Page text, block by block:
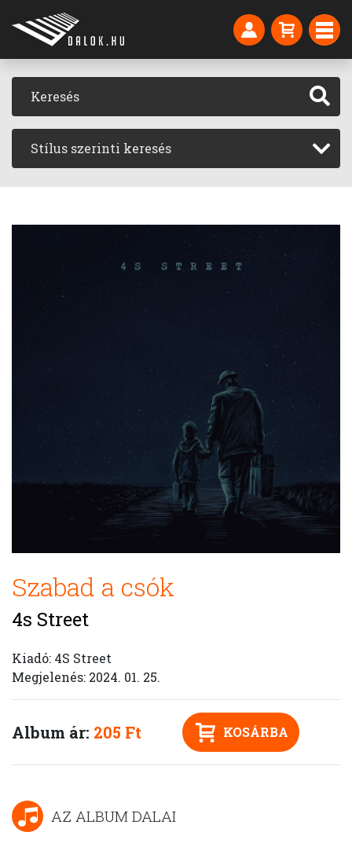
Stílus szerinti keresés
Szabad a csók
4s Street
Kiadó: 4S Street
Megjelenés: 2024. 01. 25.
Album ár: 205 Ft KOSÁRBA
AZ ALBUM DALAI